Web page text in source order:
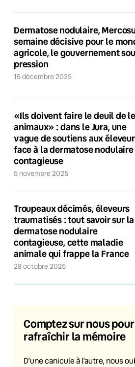
Dermatose nodulaire,
semaine décisive pour le
agricole, le gouvernement
pression
15 décembre 2025
«Ils doivent faire le deuil de
animaux» : dans le Jura, une
vague de soutiens aux
face à la dermatose nodulaire
contagieuse
5 novembre 2025
Troupeaux décimés, éleveurs
traumatisés : tout savoir sur la
dermatose nodulaire
contagieuse, cette maladie
animale qui frappe la France
28 octobre 2025
Comptez sur nous
rafraîchir la mémoire
D’une canicule à l’autre, nous